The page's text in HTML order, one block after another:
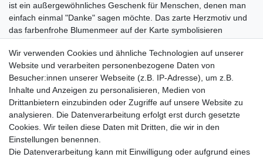
ist ein außergewöhnliches Geschenk für Menschen, denen man
einfach einmal "Danke" sagen möchte. Das zarte Herzmotiv und
das farbenfrohe Blumenmeer auf der Karte symbolisieren
die von Herzen kommt.
Der Barren ist nicht nur ein wunderschönes Präsent, sondern
auch einnachhaltiger Wertträger, denn echtes Gold bleibt – im
ideellen wie im materiellen Sinn.
Ein stilvolles Geschenk mit Bedeutung –schön, wertvoll und
zeitlos.
Wir verwenden Cookies und ähnliche Technologien auf unserer
Website und verarbeiten personenbezogene Daten von
Besucher:innen unserer Webseite (z.B. IP-Adresse), um z.B.
Inhalte und Anzeigen zu personalisieren, Medien von
Drittanbietern einzubinden oder Zugriffe auf unsere Website zu
analysieren. Die Datenverarbeitung erfolgt erst durch gesetzte
Cookies. Wir teilen diese Daten mit Dritten, die wir in den
Einstellungen benennen.
Die Datenverarbeitung kann mit Einwilligung oder aufgrund eines